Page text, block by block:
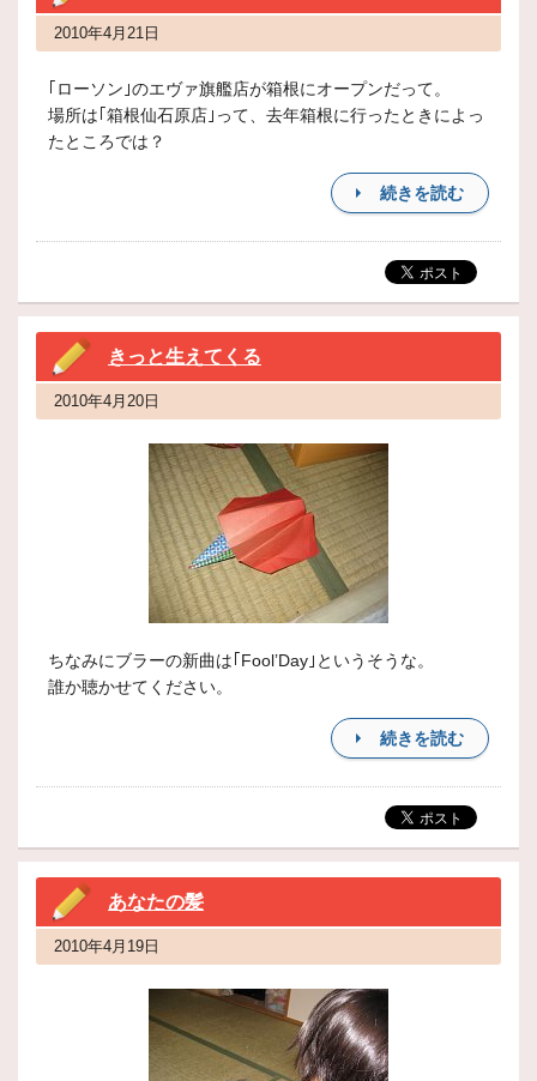
2010年4月21日
｢ローソン｣のエヴァ旗艦店が箱根にオープンだって。
場所は｢箱根仙石原店｣って、去年箱根に行ったときによっ
たところでは？
続きを読む
きっと生えてくる
2010年4月20日
ちなみにブラーの新曲は｢Fool’Day｣というそうな。
誰か聴かせてください。
続きを読む
あなたの髪
2010年4月19日